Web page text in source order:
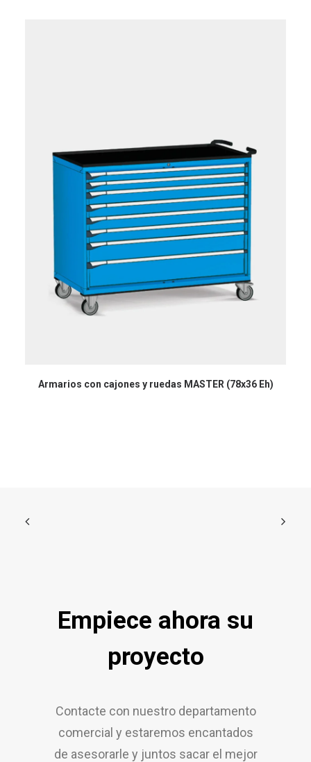
Armarios con cajones y ruedas MASTER (78x36 Eh)
Empiece ahora su
proyecto
Contacte con nuestro departamento
comercial y estaremos encantados
de asesorarle y juntos sacar el mejor